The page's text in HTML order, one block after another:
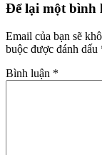
Để lại một bình
Email của bạn sẽ
buộc được đánh dấu
Bình luận *